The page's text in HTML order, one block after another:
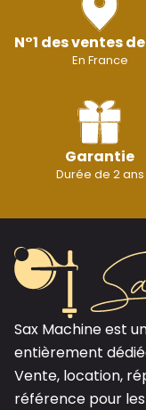
N°1 des ventes
En France
Garantie
Durée de 2 ans
Sax Machine est
entièrement
Vente, location,
référence pour